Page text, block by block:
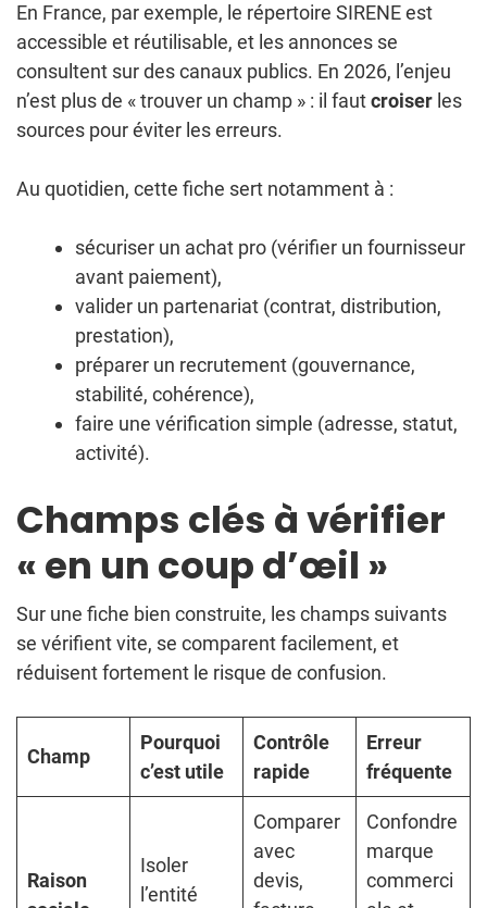
En France, par exemple, le répertoire SIRENE est
accessible et réutilisable, et les annonces se
consultent sur des canaux publics. En 2026, l’enjeu
n’est plus de « trouver un champ » : il fautcroiser les
sources pour éviter les erreurs.
Au quotidien, cette fiche sert notamment à :
sécuriser un achat pro (vérifier un fournisseur
avant paiement),
valider un partenariat (contrat, distribution,
prestation),
préparer un recrutement (gouvernance,
stabilité, cohérence),
faire une vérification simple (adresse, statut,
activité).
Champs clés à vérifier
« en un coup d’œil »
Sur une fiche bien construite, les champs suivants
se vérifient vite, se comparent facilement, et
réduisent fortement le risque de confusion.
Champ
Pourquoi
c’est utile
Contrôle
rapide
Erreur
fréquente
Raison
Isoler
l’entité
Comparer
avec
devis,
Confondre
marque
commerci